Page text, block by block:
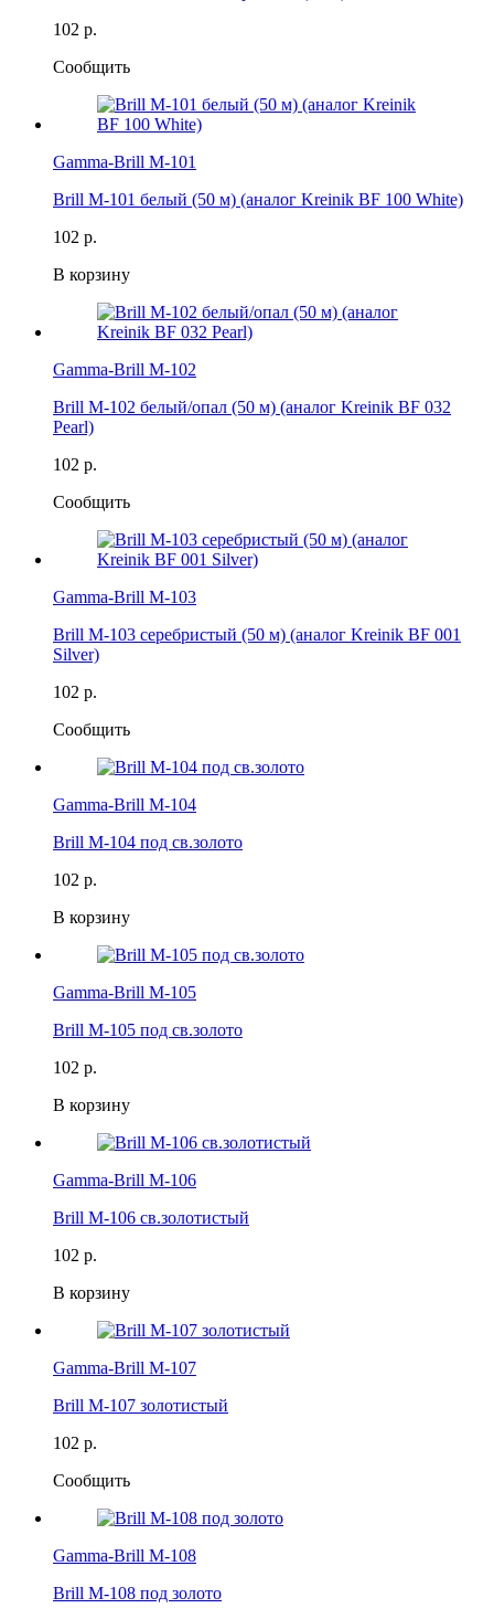
102 р.
Сообщить
Gamma-Brill M-101
Brill M-101 белый (50 м) (аналог Kreinik BF 100 White)
102 р.
В корзину
Gamma-Brill M-102
Brill M-102 белый/опал (50 м) (аналог Kreinik BF 032
Pearl)
102 р.
Сообщить
Gamma-Brill M-103
Brill M-103 серебристый (50 м) (аналог Kreinik BF 001
Silver)
102 р.
Сообщить
Gamma-Brill M-104
Brill M-104 под св.золото
102 р.
В корзину
Gamma-Brill M-105
Brill M-105 под св.золото
102 р.
В корзину
Gamma-Brill M-106
Brill M-106 св.золотистый
102 р.
В корзину
Gamma-Brill M-107
Brill M-107 золотистый
102 р.
Сообщить
Gamma-Brill M-108
Brill M-108 под золото